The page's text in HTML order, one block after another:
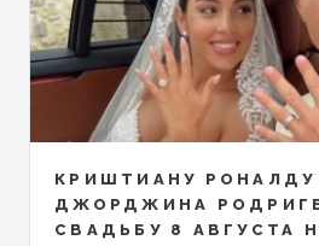
КРИШТИАНУ РОНАЛДУ
ДЖОРДЖИНА
СВАДЬБУ 8 АВГУСТА